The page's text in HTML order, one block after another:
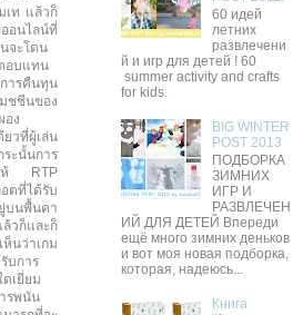
เท แล้วก็
อนไลน์ที่
จะโดน
อบแทน
ารคืนทุน
ชชีนของ
อง
วที่ผู้เล่น
ะนั้นการ
ให้ RTP
ตที่ได้รับ
บนพื้นคา
วก็และก็
นว่าเกม
บการ
เยี่ยม
รพนัน
60 идей
летних
развлечени
й и игр для детей ! 60
summer activity and crafts
for kids.
BIG WINTER
POST 2013
ПОДБОРКА
ЗИМНИХ
ИГР И
РАЗВЛЕЧЕН
ИЙ ДЛЯ ДЕТЕЙ Впереди
ещё много зимних деньков
и вот моя новая подборка,
которая, надеюсь...
Книга